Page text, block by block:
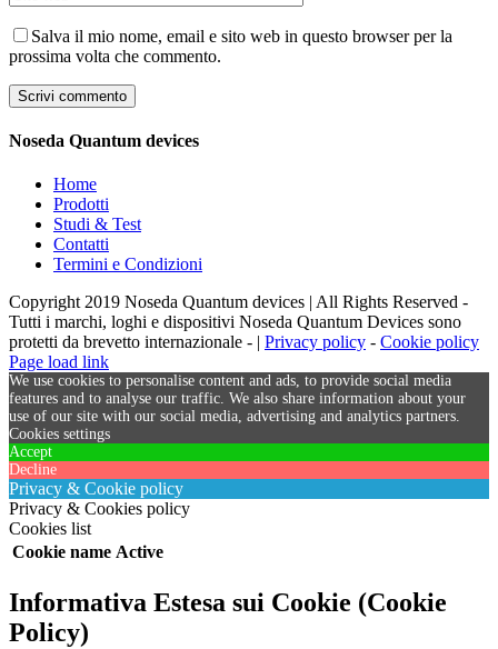
Salva il mio nome, email e sito web in questo browser per la
prossima volta che commento.
Noseda Quantum devices
Home
Prodotti
Studi & Test
Contatti
Termini e Condizioni
Copyright 2019 Noseda Quantum devices | All Rights Reserved -
Tutti i marchi, loghi e dispositivi Noseda Quantum Devices sono
protetti da brevetto internazionale - | Privacy policy - Cookie policy
Page load link
We use cookies to personalise content and ads, to provide social media
features and to analyse our traffic. We also share information about your
use of our site with our social media, advertising and analytics partners.
Cookies settings
Accept
Decline
Privacy & Cookie policy
Privacy & Cookies policy
Cookies list
Cookie name Active
Informativa Estesa sui Cookie (Cookie
Policy)